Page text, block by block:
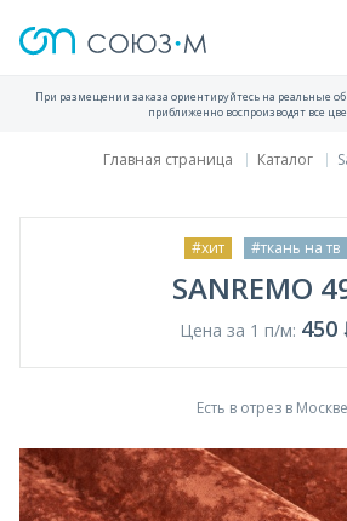
При размещении заказа ориентируйтесь на реальные
приближенно воспроизводят все
Главная страница Каталог
#хит #ткань на тв
SANREMO
Цена за 1 п/м: 450
Есть в отрез в Москве